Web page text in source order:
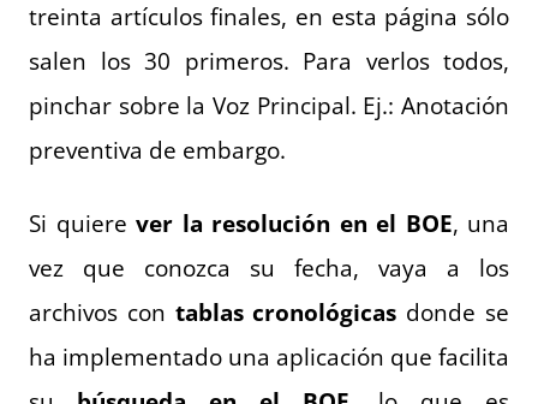
treinta artículos finales, en esta página sólo
salen los 30 primeros. Para verlos todos,
pinchar sobre la Voz Principal. Ej.: Anotación
preventiva de embargo.
Si quiere ver la resolución en el BOE, una
vez que conozca su fecha, vaya a los
archivos con tablas cronológicas donde se
ha implementado una aplicación que facilita